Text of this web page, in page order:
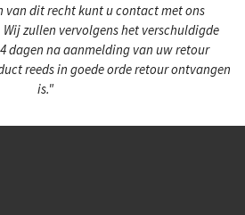
van dit recht kunt u contact met ons
Wij zullen vervolgens het verschuldigde
dagen na aanmelding van uw retour
reeds in goede orde retour ontvangen
is."